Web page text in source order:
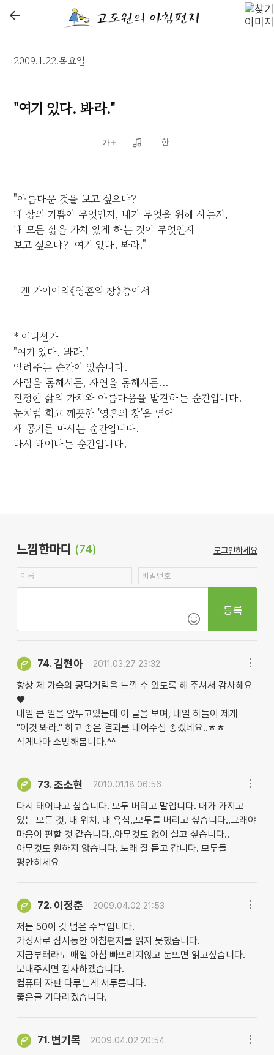
←
2009.1.22.목요일
"여기 있다. 봐라."
"아름다운 것을 보고 싶으냐?
내 삶의 기쁨이 무엇인지, 내가 무엇을 위해 사는지,
내 모든 삶을 가치 있게 하는 것이 무엇인지
보고 싶으냐? 여기 있다. 봐라."
- 켄 가이어의《영혼의 창》중에서 -
* 어디선가
"여기 있다. 봐라."
알려주는 순간이 있습니다.
사람을 통해서든, 자연을 통해서든...
진정한 삶의 가치와 아름다움을 발견하는 순간입니다.
눈처럼 희고 깨끗한 '영혼의 창'을 열어
새 공기를 마시는 순간입니다.
다시 태어나는 순간입니다.
느낌한마디 (74) 로그인하세요
등록
74.김현아 2011.03.27 23:32
항상 제 가슴의 콩닥거림을 느낄 수 있도록 해 주셔서 감사해요
♥
내일 큰 일을 앞두고있는데 이 글을 보며, 내일 하늘이 제게
"이것 봐라." 하고 좋은 결과를 내어주심 좋겠네요..ㅎㅎ
작게나마 소망해봅니다.^^
73.조소현 2010.01.18 06:56
다시 태어나고 싶습니다. 모두 버리고 말입니다. 내가 가지고
있는 모든 것. 내 위치. 내 욕심..모두를 버리고 싶습니다..그래야
마음이 편할 것 같습니다..아무것도 없이 살고 싶습니다..
아무것도 원하지 않습니다. 노래 잘 듣고 갑니다. 모두들
평안하세요
72. 이정춘 2009.04.02 21:53
저는 50이 갖 넘은 주부입니다.
가정사로 잠시동안 아침편지를 읽지 못했습니다.
지금부터라도 매일 아침 빠뜨리지않고 눈뜨면 읽고싶습니다.
보내주시면 감사하겠습니다.
컴퓨터 자판 다루는게 서투름니다.
좋은글 기다리겠습니다.
71. 변기목 2009.04.02 20:54